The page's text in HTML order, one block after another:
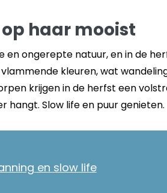
haar mooist
en ongerepte natuur, en in de
kleuren, wat
krijgen in de herfst een
hangt. Slow life en puur genieten.
en slow life